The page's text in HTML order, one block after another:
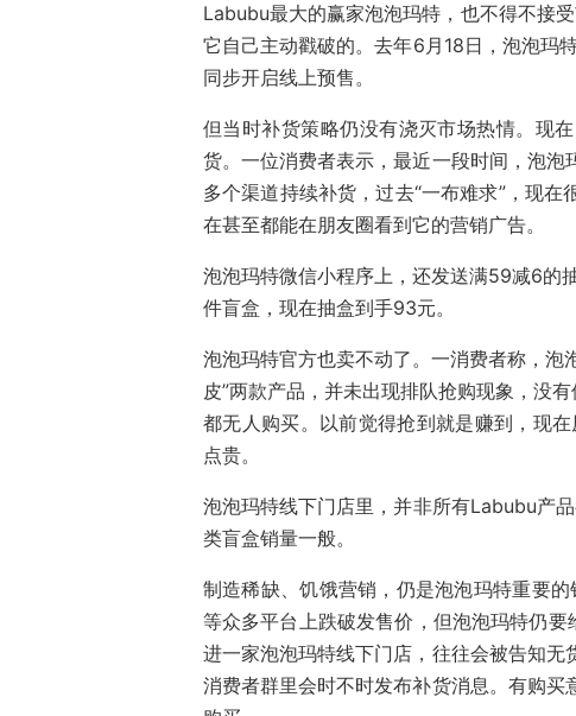
Labubu最大的赢家泡泡玛特，也不得不接
它自己主动戳破的。去年6月18日，泡泡玛
同步开启线上预售。
但当时补货策略仍没有浇灭市场热情。现
货。一位消费者表示，最近一段时间，泡
多个渠道持续补货，过去“一布难求”，现
在甚至都能在朋友圈看到它的营销广告。
泡泡玛特微信小程序上，还发送满59减6的
件盲盒，现在抽盒到手93元。
泡泡玛特官方也卖不动了。一消费者称，泡
皮”两款产品，并未出现排队抢购现象，没
都无人购买。以前觉得抢到就是赚到，现
点贵。
泡泡玛特线下门店里，并非所有Labubu产
类盲盒销量一般。
制造稀缺、饥饿营销，仍是泡泡玛特重要
等众多平台上跌破发售价，但泡泡玛特仍
进一家泡泡玛特线下门店，往往会被告知
消费者群里会时不时发布补货消息。有购